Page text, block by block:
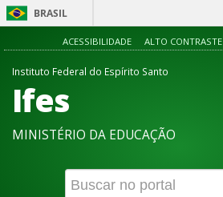
BRASIL
ACESSIBILIDADE ALTO CONTRASTE
Instituto Federal do Espírito Santo
Ifes
MINISTÉRIO DA EDUCAÇÃO